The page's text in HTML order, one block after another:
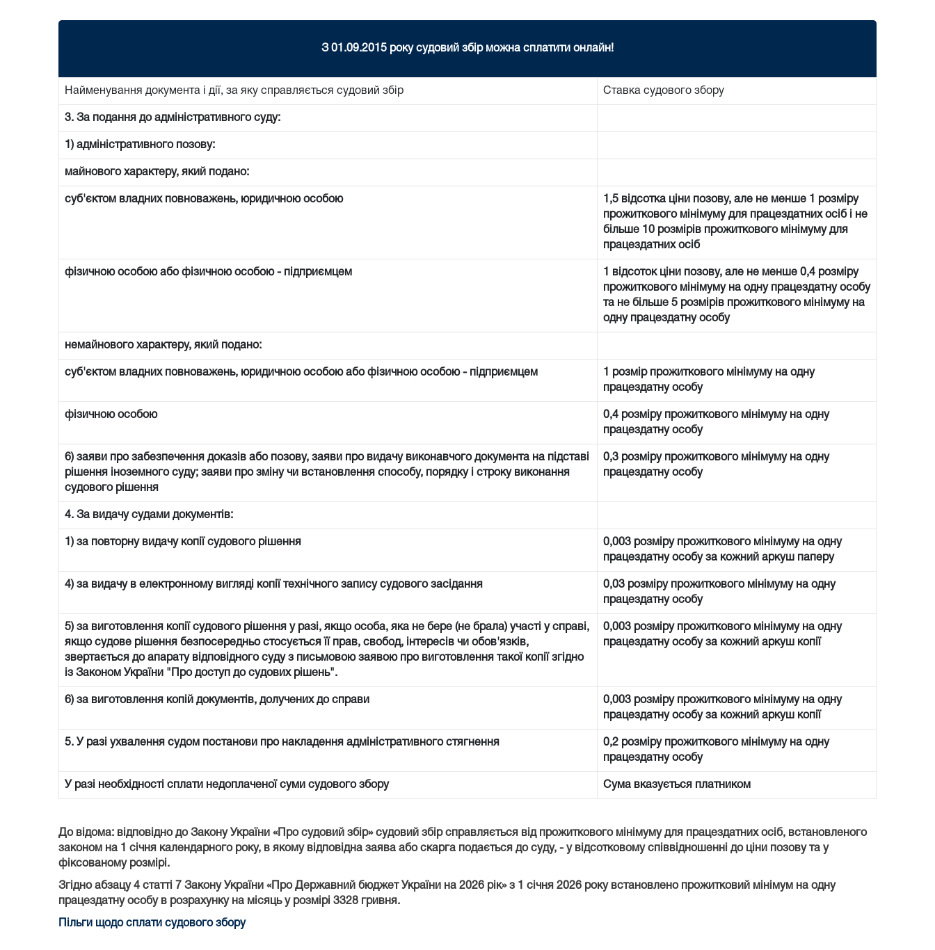
З 01.09.2015 року судовий збір можна сплатити онлайн!
Найменування документа і дії, за яку справляється судовий збір Ставка судового збору
3. За подання до адміністративного суду:
1) адміністративного позову:
майнового характеру, який подано:
суб'єктом владних повноважень, юридичною особою
1,5 відсотка ціни позову, але не менше 1 розміру
прожиткового мінімуму для працездатних осіб і не
більше 10 розмірів прожиткового мінімуму для
працездатних осіб
фізичною особою або фізичною особою - підприємцем
1 відсоток ціни позову, але не менше 0,4 розміру
прожиткового мінімуму на одну працездатну особу
та не більше 5 розмірів прожиткового мінімуму на
одну працездатну особу
немайнового характеру, який подано:
суб'єктом владних повноважень, юридичною особою або фізичною особою - підприємцем
1 розмір прожиткового мінімуму на одну
працездатну особу
фізичною особою
0,4 розміру прожиткового мінімуму на одну
працездатну особу
6) заяви про забезпечення доказів або позову, заяви про видачу виконавчого документа на підставі
рішення іноземного суду; заяви про зміну чи встановлення способу, порядку і строку виконання
судового рішення
0,3 розміру прожиткового мінімуму на одну
працездатну особу
4. За видачу судами документів:
1) за повторну видачу копії судового рішення
0,003 розміру прожиткового мінімуму на одну
працездатну особу за кожний аркуш паперу
4) за видачу в електронному вигляді копії технічного запису судового засідання
0,03 розміру прожиткового мінімуму на одну
працездатну особу
5) за виготовлення копії судового рішення у разі, якщо особа, яка не бере (не брала) участі у справі,
якщо судове рішення безпосередньо стосується її прав, свобод, інтересів чи обов'язків,
звертається до апарату відповідного суду з письмовою заявою про виготовлення такої копії згідно
із Законом України "Про доступ до судових рішень".
0,003 розміру прожиткового мінімуму на одну
працездатну особу за кожний аркуш копії
6) за виготовлення копій документів, долучених до справи
0,003 розміру прожиткового мінімуму на одну
працездатну особу за кожний аркуш копії
5. У разі ухвалення судом постанови про накладення адміністративного стягнення
0,2 розміру прожиткового мінімуму на одну
працездатну особу
У разі необхідності сплати недоплаченої суми судового збору Сума вказується платником
До відома: відповідно до Закону України «Про судовий збір» судовий збір справляється від прожиткового мінімуму для працездатних осіб, встановленого
законом на 1 січня календарного року, в якому відповідна заява або скарга подається до суду, - у відсотковому співвідношенні до ціни позову та у
фіксованому розмірі.
Згідно абзацу 4 статті 7 Закону України «Про Державний бюджет України на 2026 рік» з 1 січня 2026 року встановлено прожитковий мінімум на одну
працездатну особу в розрахунку на місяць у розмірі 3328 гривня.
Пільги щодо сплати судового збору